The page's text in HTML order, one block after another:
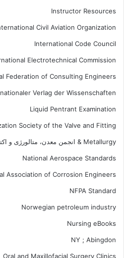
Instructor Resources
Civil Aviation Organization
International Code Council
Electrotechnical Commission
Federation of Consulting Engineers
Verlag der Wissenschaften
Liquid Pentrant Examination
Society of the Valve and Fitting
Metallurgy & انجمن معدن، متالورژی و اکتشاف
National Aerospace Standards
Association of Corrosion Engineers
NFPA Standard
Norwegian petroleum industry
Nursing eBooks
NY ; Abingdon
Oral and Maxillofacial Surgery Clinics